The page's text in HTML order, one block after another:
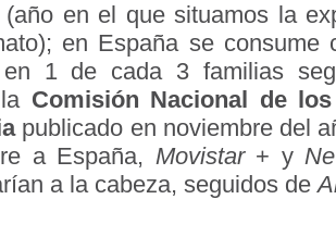
en el que situamos la
en España se consume
en 1 de cada 3 familias
Comisión Nacional de
publicado en noviembre del
a España, Movistar + y
a la cabeza, seguidos de